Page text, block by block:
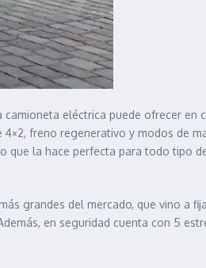
eléctrica puede ofrecer en
freno regenerativo y modos de
que la hace perfecta para todo tipo
grandes del mercado, que vino a
en seguridad cuenta con 5